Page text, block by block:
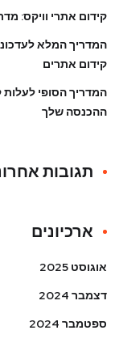
קידום אתרי וויקס:
המדריך המלא
קידום אתרים
המדריך הסופי לעלות
ההכנסה שלך
תגובות
ארכיונים
אוגוסט 2025
דצמבר 2024
ספטמבר 2024